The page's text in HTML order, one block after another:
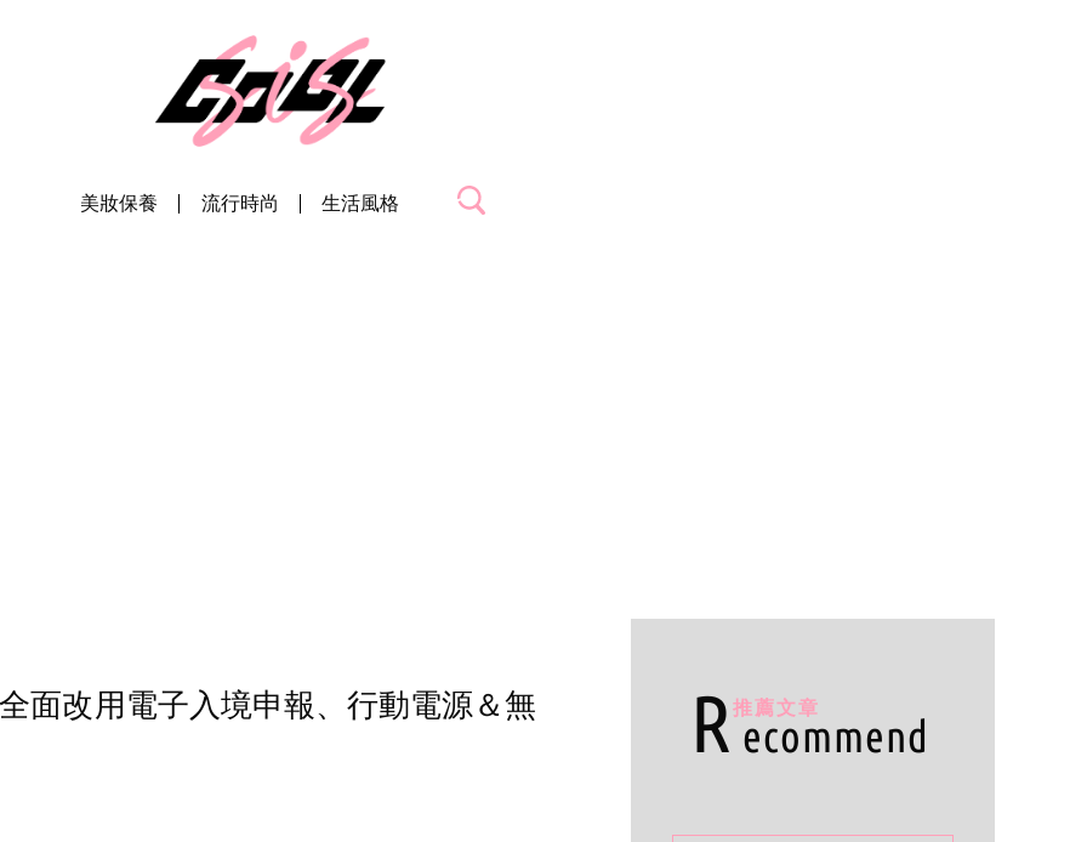
美妝保養 流行時尚 生活風格
面改用電子入境申報、行動電源＆無 R ecommend
推薦文章